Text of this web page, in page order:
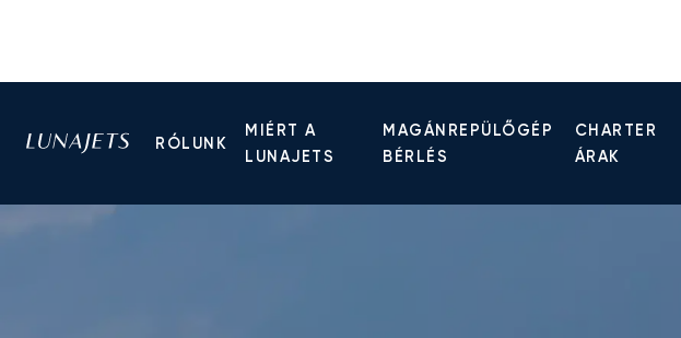
RÓLUNK
MIÉRT A
LUNAJETS
MAGÁNREPÜLŐGÉP
BÉRLÉS
CHARTER
ÁRAK